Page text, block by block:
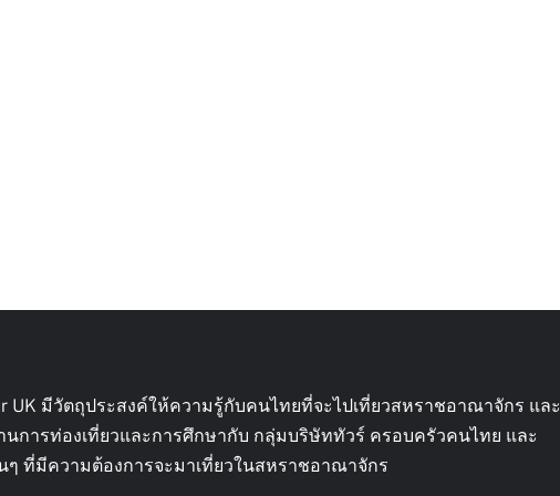
UK มีวัตถุประสงค์ให้ความรู้กับคนไทยที่จะไปเที่ยวสหราชอาณาจักร และ
นการท่องเที่ยวและการศึกษากับ กลุ่มบริษัททัวร์ ครอบครัวคนไทย และ
ๆ ที่มีความต้องการจะมาเที่ยวในสหราชอาณาจักร